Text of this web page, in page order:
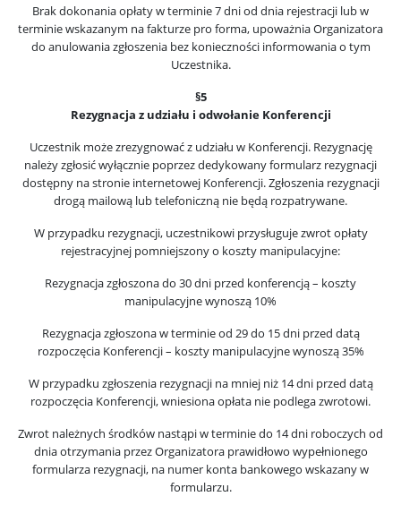
Brak dokonania opłaty w terminie 7 dni od dnia rejestracji lub w
terminie wskazanym na fakturze pro forma, upoważnia Organizatora
do anulowania zgłoszenia bez konieczności informowania o tym
Uczestnika.
§5
Rezygnacja z udziału i odwołanie Konferencji
Uczestnik może zrezygnować z udziału w Konferencji. Rezygnację
należy zgłosić wyłącznie poprzez dedykowany formularz rezygnacji
dostępny na stronie internetowej Konferencji. Zgłoszenia rezygnacji
drogą mailową lub telefoniczną nie będą rozpatrywane.
W przypadku rezygnacji, uczestnikowi przysługuje zwrot opłaty
rejestracyjnej pomniejszony o koszty manipulacyjne:
Rezygnacja zgłoszona do 30 dni przed konferencją – koszty
manipulacyjne wynoszą 10%
Rezygnacja zgłoszona w terminie od 29 do 15 dni przed datą
rozpoczęcia Konferencji – koszty manipulacyjne wynoszą 35%
W przypadku zgłoszenia rezygnacji na mniej niż 14 dni przed datą
rozpoczęcia Konferencji, wniesiona opłata nie podlega zwrotowi.
Zwrot należnych środków nastąpi w terminie do 14 dni roboczych od
dnia otrzymania przez Organizatora prawidłowo wypełnionego
formularza rezygnacji, na numer konta bankowego wskazany w
formularzu.